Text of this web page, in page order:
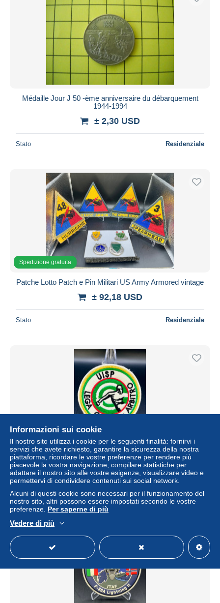
Médaille Jour J 50 -ème anniversaire du débarquement
1944-1994
± 2,30 USD
Stato Residenziale
Spedizione gratuita
Patche Lotto Patch e Pin Militari US Army Armored vintage
± 92,18 USD
Stato Residenziale
Spedizione gratuita
Patch Ricamata Arbitro UISP Lega Calcio Vintage
± 17,28 USD
Stato Residenziale
Informazioni sui cookie
Il nostro sito utilizza i cookie per le seguenti finalità: fornirvi i
servizi che avete richiesto, garantire la sicurezza della nostra
piattaforma, ricordare le vostre preferenze per rendere più
piacevole la vostra navigazione, compilare statistiche per
adattare il nostro sito alle vostre esigenze, visualizzare video e
permettervi di condividere contenuti sui social network.
Alcuni di questi cookie sono necessari per il funzionamento del
nostro sito, altri possono essere impostati secondo le vostre
preferenze. Per saperne di più
Vedere di più